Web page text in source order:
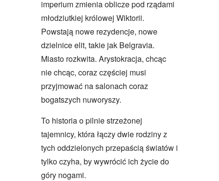
imperium zmienia oblicze pod rządami
młodziutkiej królowej Wiktorii.
Powstają nowe rezydencje, nowe
dzielnice elit, takie jak Belgravia.
Miasto rozkwita. Arystokracja, chcąc
nie chcąc, coraz częściej musi
przyjmować na salonach coraz
bogatszych nuworyszy.
To historia o pilnie strzeżonej
tajemnicy, która łączy dwie rodziny z
tych oddzielonych przepaścią światów i
tylko czyha, by wywrócić ich życie do
góry nogami.